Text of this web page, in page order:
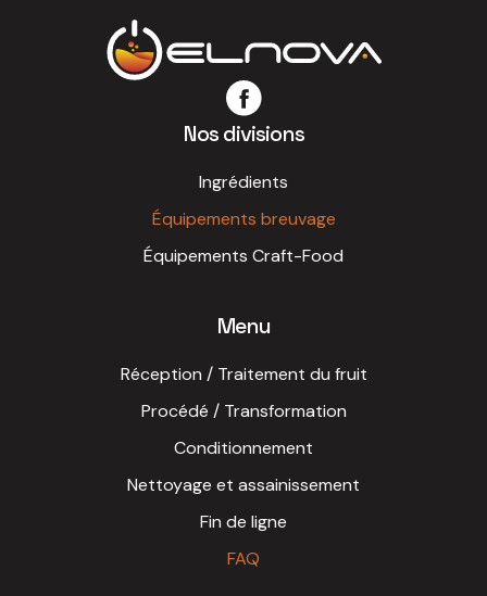
Nos divisions
Ingrédients
Équipements breuvage
Équipements Craft-Food
Menu
Réception / Traitement du fruit
Procédé / Transformation
Conditionnement
Nettoyage et assainissement
Fin de ligne
FAQ